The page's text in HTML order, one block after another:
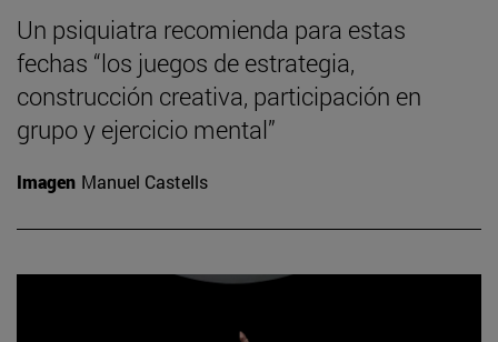
Un psiquiatra recomienda para estas
fechas “los juegos de estrategia,
construcción creativa, participación en
grupo y ejercicio mental”
Imagen Manuel Castells